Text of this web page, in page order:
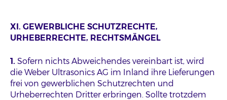
XI. GEWERBLICHE SCHUTZRECHTE,
URHEBERRECHTE, RECHTSMÄNGEL
1. Sofern nichts Abweichendes vereinbart ist, wird
die Weber Ultrasonics AG im Inland ihre Lieferungen
frei von gewerblichen Schutzrechten und
Urheberrechten Dritter erbringen. Sollte trotzdem